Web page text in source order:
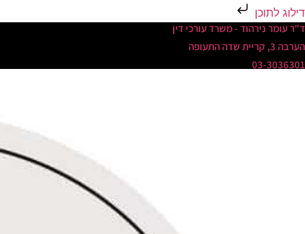
דילוג לתוכן
ד"ר עומר נירהוד - משרד עורכי דין
הערבה 3, קריית שדה התעופה
03-3036301